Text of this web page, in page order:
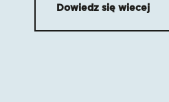
Dowiedz się wiecej